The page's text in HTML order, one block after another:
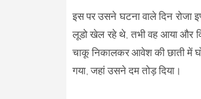
इस पर उसने घटना वाले दिन रोजा
लूडो खेल रहे थे, तभी वह आया और
चाकू निकालकर आवेश की छाती में
गया, जहां उसने दम तोड़ दिया।